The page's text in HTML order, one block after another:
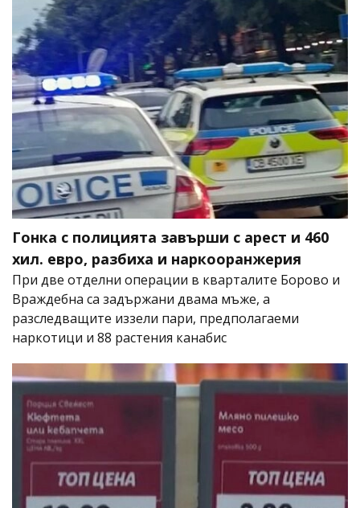
Гонка с полицията завърши с арест и 460
хил. евро, разбиха и наркооранжерия
При две отделни операции в кварталите Борово и
Враждебна са задържани двама мъже, а
разследващите иззели пари, предполагаеми
наркотици и 88 растения канабис